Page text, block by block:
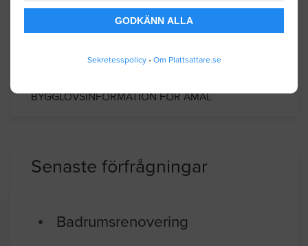
GODKÄNN ALLA
Sekretesspolicy• Om Plattsattare.se
industriföretag såsom Opcon och EuroMaint.
Kommunen är den största enskilda
BYGGLOVSINFORMATION FÖR ÅMÅL
Senaste förfrågningar
Badrumsrenovering